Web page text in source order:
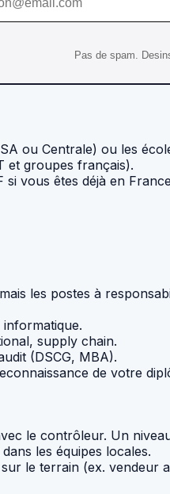
Pas de spam.
ou Centrale) ou les
et groupes français).
vous êtes déjà en
les postes à
informatique.
supply chain.
(DSCG, MBA).
de votre
le contrôleur. Un
les équipes locales.
le terrain (ex. vendeur